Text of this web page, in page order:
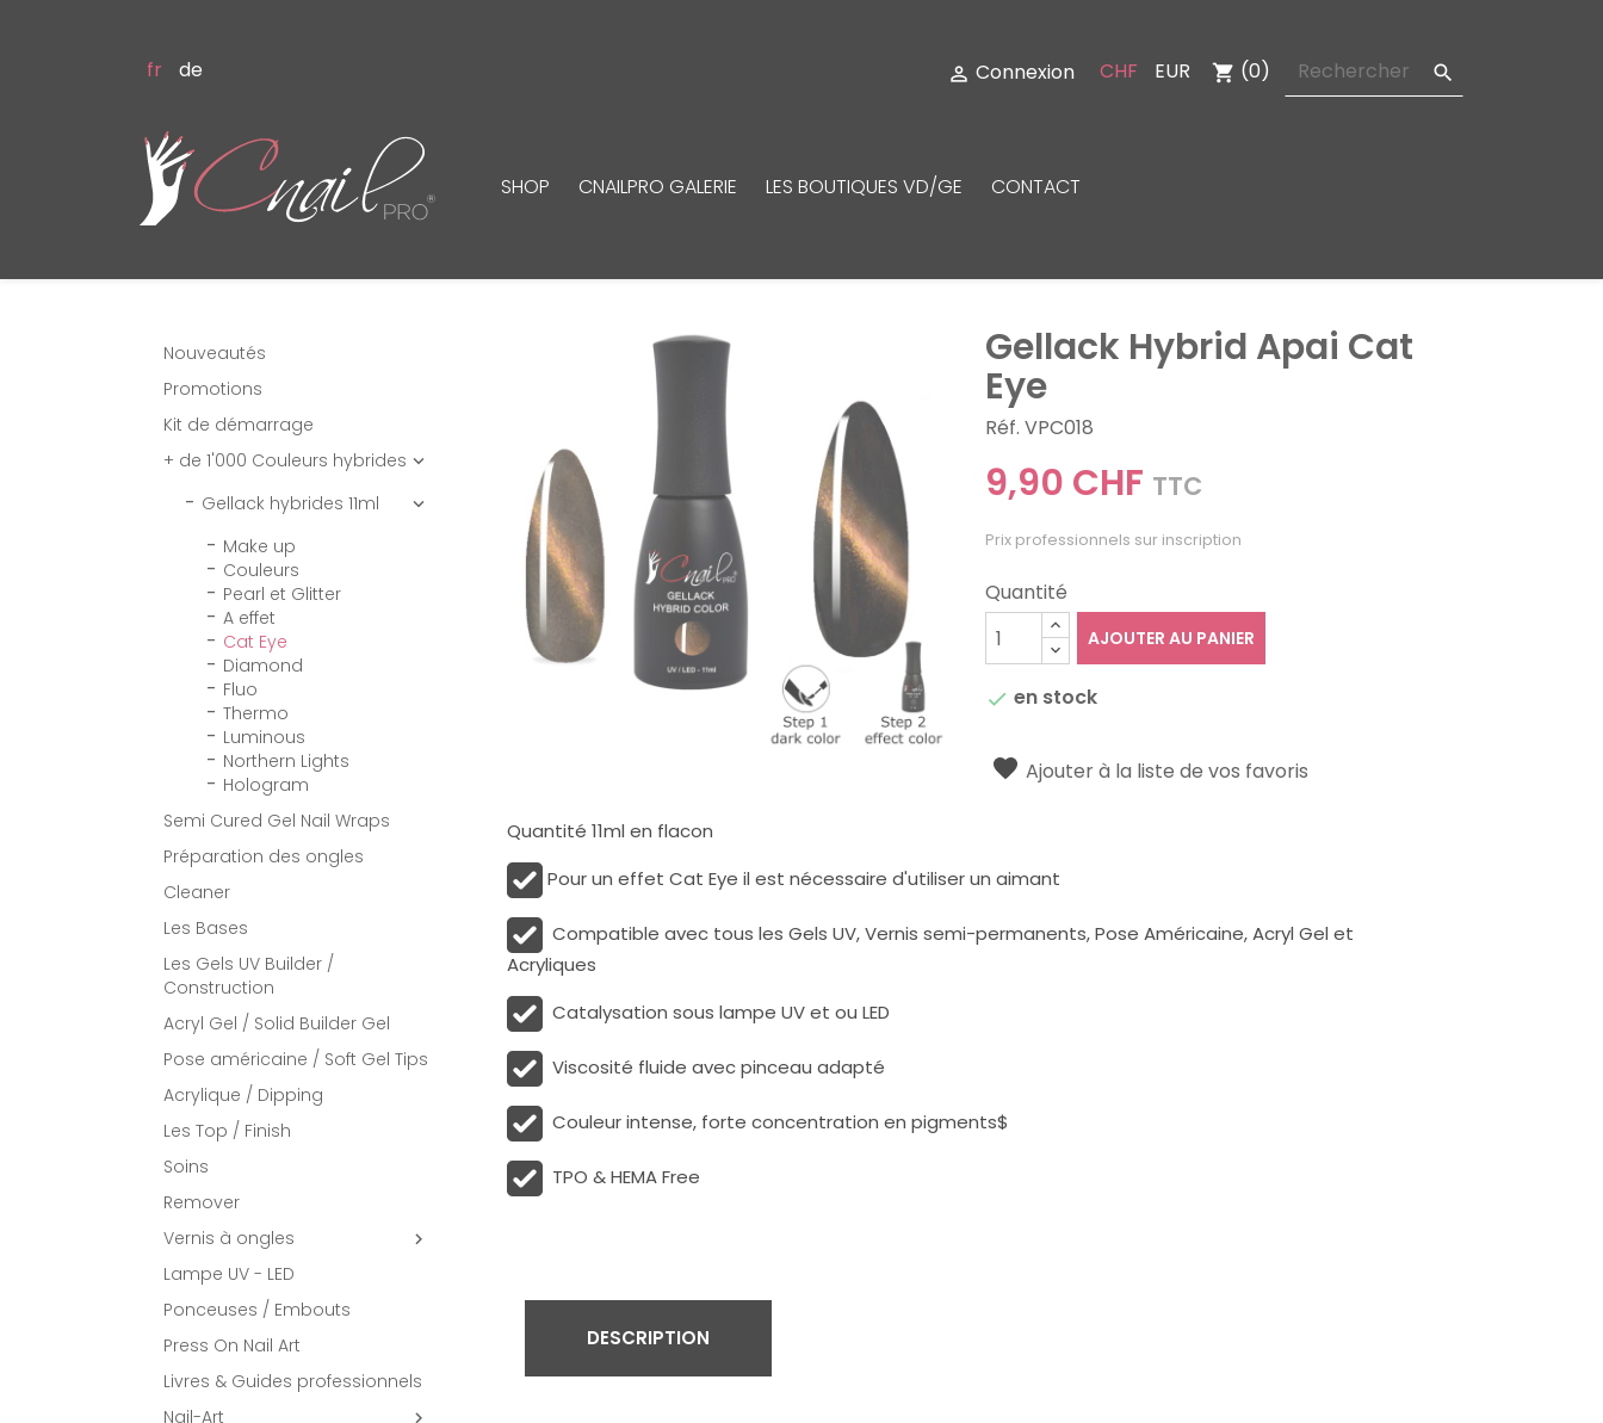
fr de  Connexion CHF EUR shopping_cart (0) 
SHOP CNAILPRO GALERIE LES BOUTIQUES VD/GE CONTACT
Nouveautés
Promotions
Kit de démarrage
+ de 1'000 Couleurs hybrides 
Gellack hybrides 11ml 
Make up
Couleurs
Pearl et Glitter
A effet
Cat Eye
Diamond
Fluo
Thermo
Luminous
Northern Lights
Hologram
Semi Cured Gel Nail Wraps
Préparation des ongles
Cleaner
Les Bases
Les Gels UV Builder /
Construction
Acryl Gel / Solid Builder Gel
Pose américaine / Soft Gel Tips
Acrylique / Dipping
Les Top / Finish
Soins
Remover
Vernis à ongles

Lampe UV - LED
Ponceuses / Embouts
Press On Nail Art
Livres & Guides professionnels
Nail-Art
Gellack Hybrid Apai Cat
Eye
Réf. VPC018
9,90 CHF TTC
Prix professionnels sur inscription
Quantité
AJOUTER AU PANIER
 en stock
Ajouter à la liste de vos favoris
Quantité 11ml en flacon
Pour un effet Cat Eye il est nécessaire d'utiliser un aimant
Compatible avec tous les Gels UV, Vernis semi-permanents, Pose Américaine, Acryl Gel et
Acryliques
Catalysation sous lampe UV et ou LED
Viscosité fluide avec pinceau adapté
Couleur intense, forte concentration en pigments$
TPO & HEMA Free
DESCRIPTION